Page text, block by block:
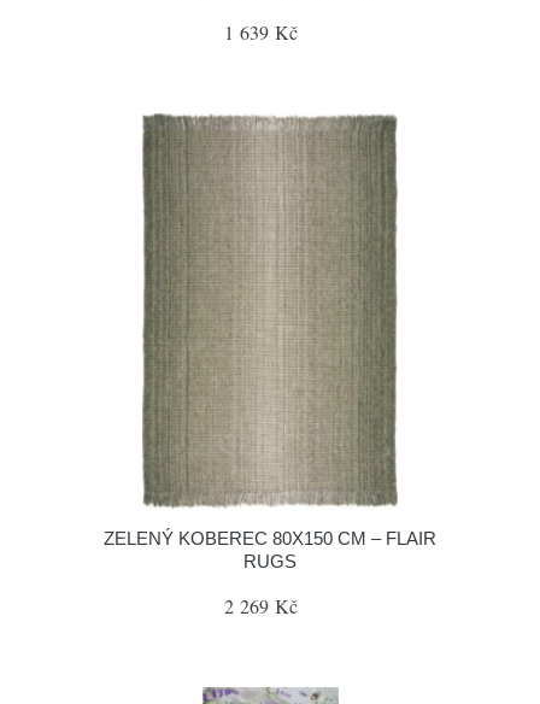
1 639 Kč
ZELENÝ KOBEREC 80X150 CM – FLAIR
RUGS
2 269 Kč